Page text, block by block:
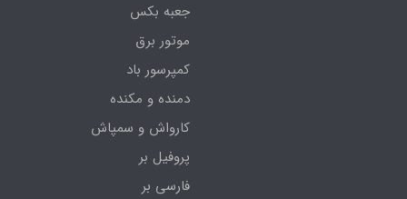
جعبه بکس
موتور برق
کمپرسور باد
دمنده و مکنده
کارواش و سمپاش
پروفیل بر
فارسی بر